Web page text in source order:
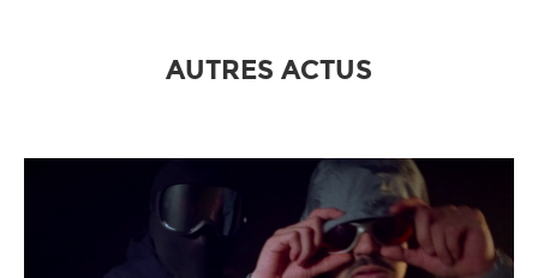
AUTRES ACTUS